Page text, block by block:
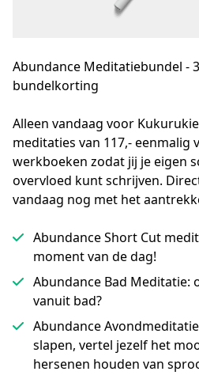
Abundance Meditatiebundel -
bundelkorting
Alleen vandaag voor
meditaties van 117,- eenmalig
werkboeken zodat jij je eigen
overvloed kunt schrijven.
vandaag nog met het
Abundance Short Cut
moment van de dag!
Abundance Bad Meditatie:
vanuit bad?
Abundance
slapen, vertel jezelf het
hersenen houden van